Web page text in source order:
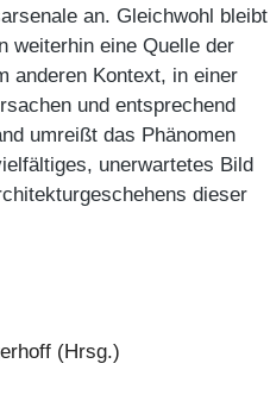
an. Gleichwohl bleibt
weiterhin eine Quelle der
anderen Kontext, in einer
und entsprechend
umreißt das Phänomen
unerwartetes Bild
dieser
(Hrsg.)